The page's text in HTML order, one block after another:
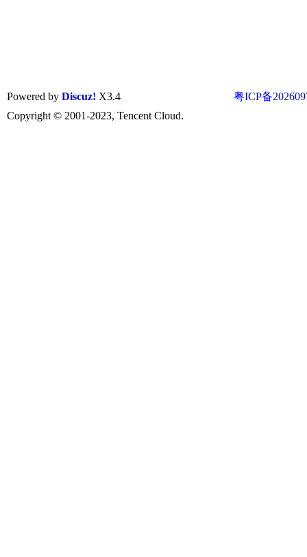
粤ICP备
Powered by Discuz! X3.4
Copyright © 2001-2023, Tencent Cloud.